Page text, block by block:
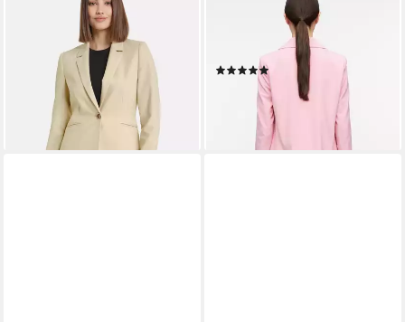
Longblazer - Taillierter Blazer
aus feiner Stretch-Qualität
ab 79,00 € UVP159,99 €
leider ausverkauft
Jackenblazer Indoor-Blazer
Antaillierter Blazer aus
Viskosemix
ab 97,49 € 149,99 €
leider ausverkauft